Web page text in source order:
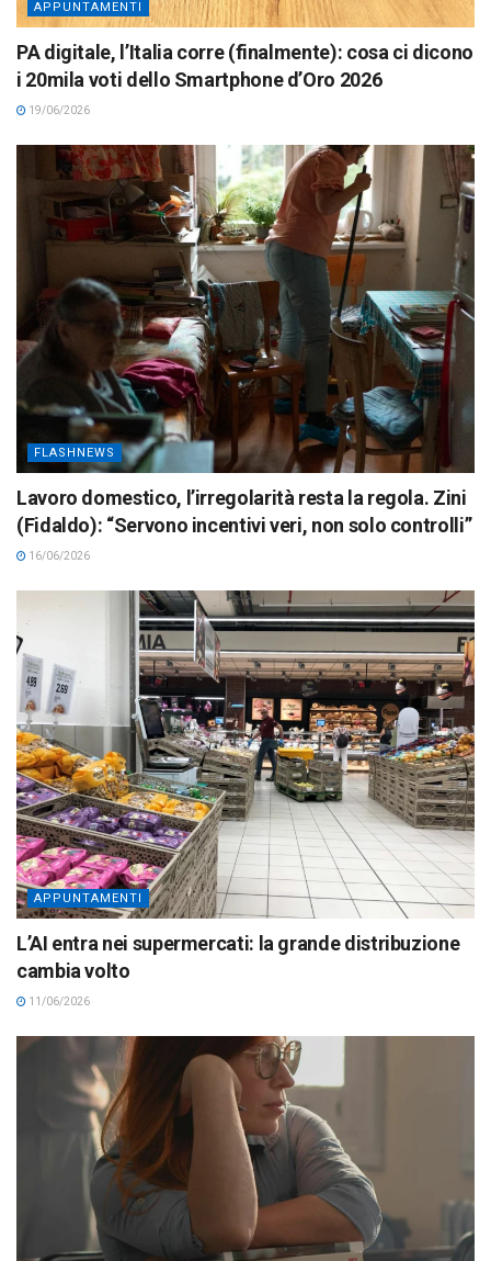
APPUNTAMENTI
PA digitale, l’Italia corre (finalmente): cosa ci dicono
i 20mila voti dello Smartphone d’Oro 2026
19/06/2026
FLASHNEWS
Lavoro domestico, l’irregolarità resta la regola. Zini
(Fidaldo): “Servono incentivi veri, non solo controlli”
16/06/2026
APPUNTAMENTI
L’AI entra nei supermercati: la grande distribuzione
cambia volto
11/06/2026